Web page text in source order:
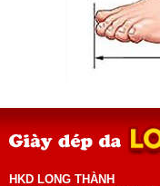
HKD LONG THÀNH